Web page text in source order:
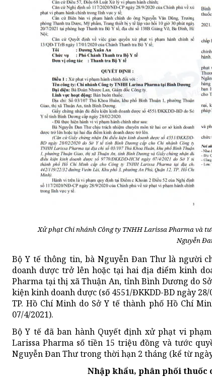
Xử phạt Chi nhánh Công ty TNHH Larissa Pharma và
Nguyễn
Bộ Y tế thông tin, bà Nguyễn Đan Thư là người
doanh dược trở lên hoặc tại hai địa điểm kinh
Pharma tại thị xã Thuận An, tỉnh Bình Dương do
kiện kinh doanh dược (số 4551/ĐKKDD-BD ngày
TP. Hồ Chí Minh do Sở Y tế thành phố Hồ Chí
07/4/2021).
Bộ Y tế đã ban hành Quyết định xử phạt vi
Larissa Pharma số tiền 15 triệu đồng và tước
Nguyễn Đan Thư trong thời hạn 2 tháng (kể từ
Nhập khẩu, phân phối thuốc